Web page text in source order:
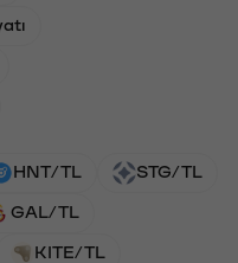
HNT/TL STG/TL
GAL/TL
KITE/TL